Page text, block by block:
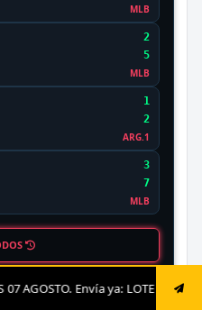
al 8621 un solo triple ZULIA
MLB
2
5
MLB
1
2
ARG.1
3
7
MLB
DESTACADO